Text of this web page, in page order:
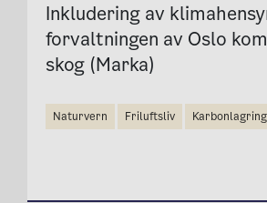
Inkludering av
forvaltningen av Oslo
skog (Marka)
naturvern friluftsliv karbonlagring